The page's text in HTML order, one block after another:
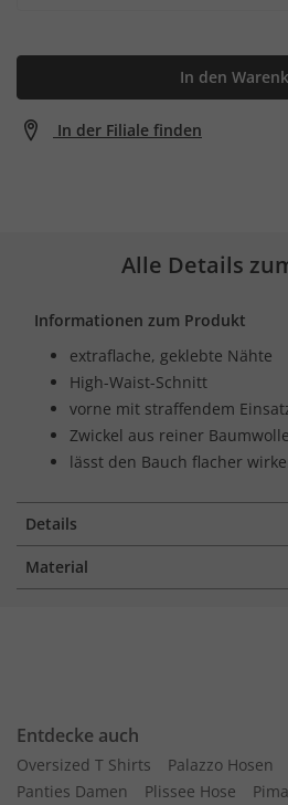
In den
In der Filiale finden
Alle Details
Informationen zum Produkt
extraflache, geklebte Nähte
High-Waist-Schnitt
vorne mit straffendem
Zwickel aus reiner Baumwolle
lässt den Bauch flacher
Details
Material
Entdecke auch
Oversized T Shirts Palazzo Hosen
Panties Damen
Plissee Hose